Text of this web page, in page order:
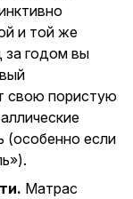
и той же
за годом вы
свою пористую
(особенно если
Матрас